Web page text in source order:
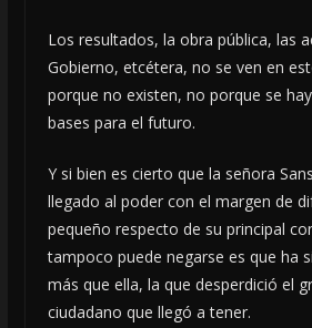
Los resultados, la obra pública, las
Gobierno, etcétera, no se ven en
porque no existen, no porque se
bases para el futuro.
Y si bien es cierto que la señora
llegado al poder con el margen de
pequeño respecto de su principal
tampoco puede negarse es que ha
más que ella, la que desperdició el
ciudadano que llegó a tener.